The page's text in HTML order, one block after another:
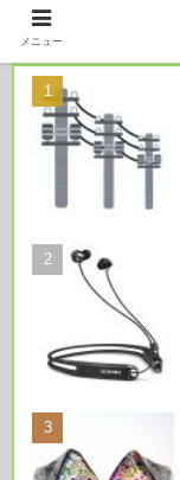
本日のおすすめ
メニュー